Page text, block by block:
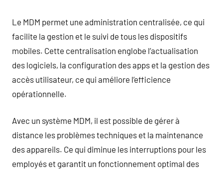
Le MDM permet une administration centralisée, ce qui
facilite la gestion et le suivi de tous les dispositifs
mobiles. Cette centralisation englobe l’actualisation
des logiciels, la configuration des apps et la gestion des
accès utilisateur, ce qui améliore l’efficience
opérationnelle.
Avec un système MDM, il est possible de gérer à
distance les problèmes techniques et la maintenance
des appareils. Ce qui diminue les interruptions pour les
employés et garantit un fonctionnement optimal des